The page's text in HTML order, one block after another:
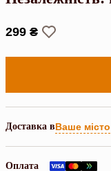
299 ₴
Доставка вВаше місто
Оплата